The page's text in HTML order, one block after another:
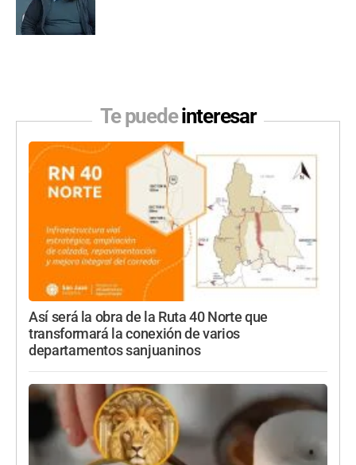
Te puedeinteresar
Así será la obra de la Ruta 40 Norte que
transformará la conexión de varios
departamentos sanjuaninos